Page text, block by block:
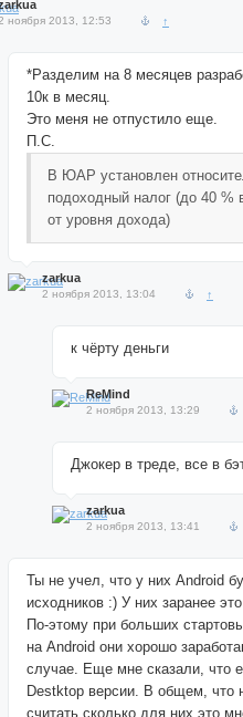
ноября 2013, 12:53 ↑
*Разделим на 8 месяцев
10к в месяц.
Это меня не отпустило еще.
П.С.
В ЮАР установлен
подоходный налог (до 40 %
от уровня дохода)
zarkua
2 ноября 2013, 13:04 ↑
к чёрту деньги
ReMind
2 ноября 2013, 13:29
Джокер в треде, все в
zarkua
2 ноября 2013, 13:41
Ты не учел, что у них Android
исходников :) У них заранее
По-этому при больших
на Android они хорошо
случае. Еще мне сказали, что
Destktop версии. В общем, что
считать сколько для них это